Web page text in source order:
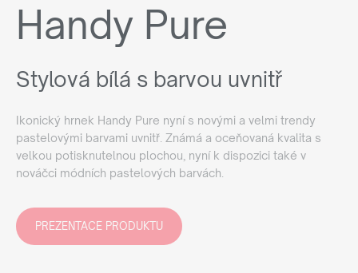
Handy Pure
Stylová bílá s barvou uvnitř
Ikonický hrnek Handy Pure nyní s novými a velmi trendy
pastelovými barvami uvnitř. Známá a oceňovaná kvalita s
velkou potisknutelnou plochou, nyní k dispozici také v
nováčci módních pastelových barvách.
PREZENTACE PRODUKTU